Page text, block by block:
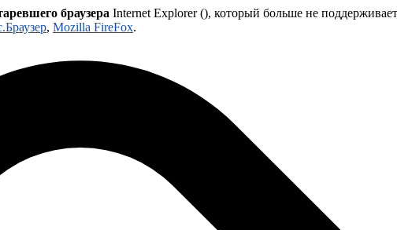
браузера Internet Explorer (), который больше не
, Mozilla FireFox.